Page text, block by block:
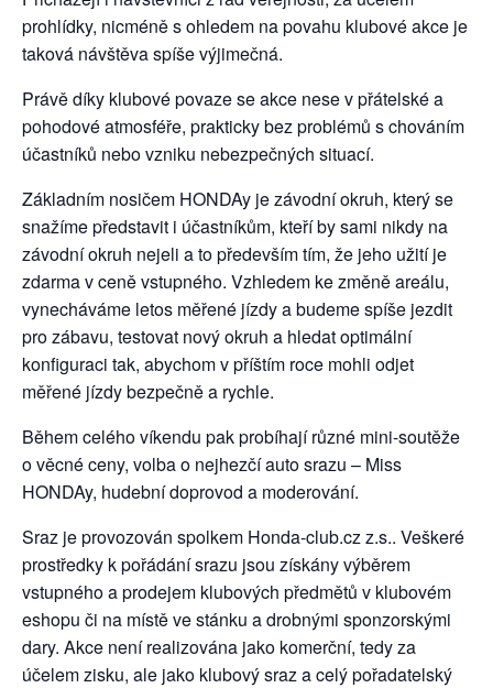
prohlídky, nicméně s ohledem na povahu klubové akce je
taková návštěva spíše výjimečná.
Právě díky klubové povaze se akce nese v přátelské a
pohodové atmosféře, prakticky bez problémů s chováním
účastníků nebo vzniku nebezpečných situací.
Základním nosičem HONDAy je závodní okruh, který se
snažíme představit i účastníkům, kteří by sami nikdy na
závodní okruh nejeli a to především tím, že jeho užití je
zdarma v ceně vstupného. Vzhledem ke změně areálu,
vynecháváme letos měřené jízdy a budeme spíše jezdit
pro zábavu, testovat nový okruh a hledat optimální
konfiguraci tak, abychom v příštím roce mohli odjet
měřené jízdy bezpečně a rychle.
Během celého víkendu pak probíhají různé mini-soutěže
o věcné ceny, volba o nejhezčí auto srazu – Miss
HONDAy, hudební doprovod a moderování.
Sraz je provozován spolkem Honda-club.cz z.s.. Veškeré
prostředky k pořádání srazu jsou získány výběrem
vstupného a prodejem klubových předmětů v klubovém
eshopu či na místě ve stánku a drobnými sponzorskými
dary. Akce není realizována jako komerční, tedy za
účelem zisku, ale jako klubový sraz a celý pořadatelský